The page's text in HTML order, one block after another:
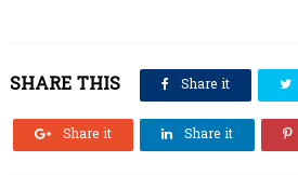
SHARE THIS Share it
Share it Share it